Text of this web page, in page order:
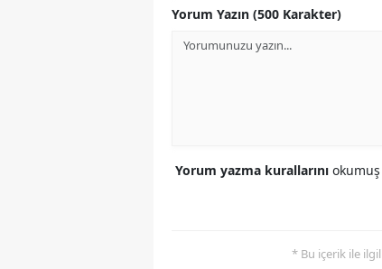
Yorum Yazın (500 Karakter)
Yorum yazma kurallarını okumuş
* Bu içerik ile